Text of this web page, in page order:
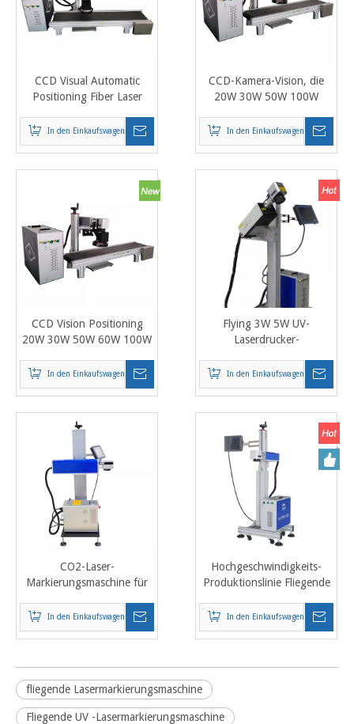
CCD Visual Automatic
Positioning Fiber Laser
für Reagenz-Testkit, kleine
elektrische Teile IC-Chip
In den Einkaufswagen
CCD-Kamera-Vision, die
20W 30W 50W 100W
Markierungs-Maschine mit
Förderband fliegt
In den Einkaufswagen
CCD Vision Positioning
20W 30W 50W 60W 100W
Markierungsmaschine mit
Förderband und Kamera
In den Einkaufswagen
Flying 3W 5W UV-
Laserdrucker-
Markieren von
Lebensmittelverpackungen
Barcode-Lasermarkierer
In den Einkaufswagen
CO2-Laser-
Markierungsmaschine für
Coherent 30W 55W
In den Einkaufswagen
Hochgeschwindigkeits-
Produktionslinie Fliegende
Markierungsmaschine 20 W
30 W 50 W
In den Einkaufswagen
fliegende Lasermarkierungsmaschine
Fliegende UV -Lasermarkierungsmaschine